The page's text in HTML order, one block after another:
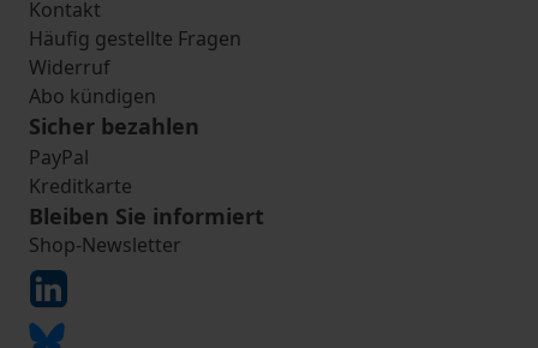
Kontakt
Häufig gestellte Fragen
Widerruf
Abo kündigen
Sicher bezahlen
PayPal
Kreditkarte
Bleiben Sie informiert
Shop-Newsletter